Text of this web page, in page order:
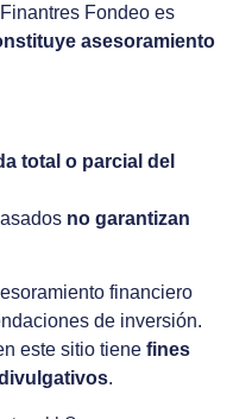
Fondeo es
asesoramiento
total o parcial del
no garantizan
financiero
de inversión.
este sitio tiene fines
.